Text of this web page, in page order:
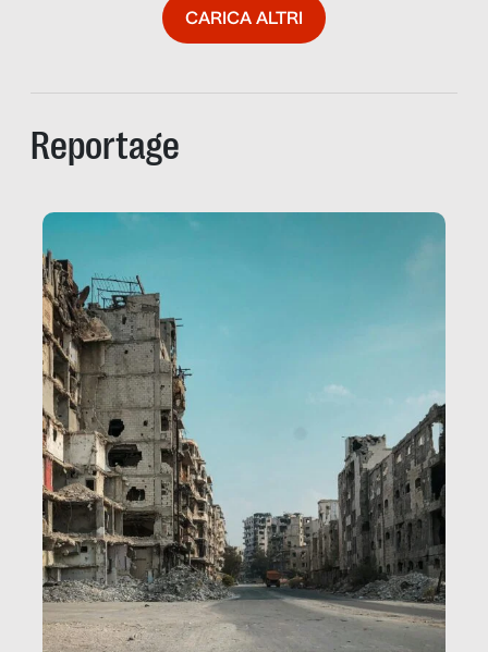
CARICA ALTRI
Reportage